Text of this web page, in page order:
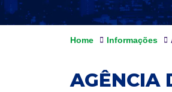
Home Informações
AGÊNCIA